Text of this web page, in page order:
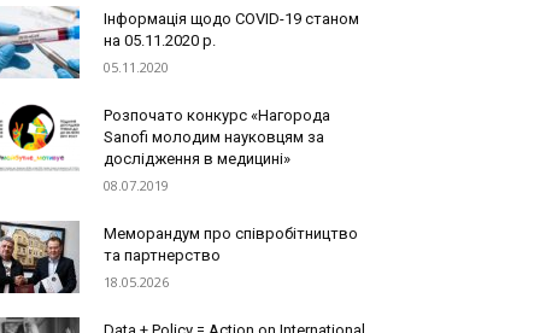
Інформація щодо COVID-19 станом
на 05.11.2020 р.
05.11.2020
Розпочато конкурс «Нагорода
Sanofi молодим науковцям за
дослідження в медицині»
08.07.2019
Меморандум про співробітництво
та партнерство
18.05.2026